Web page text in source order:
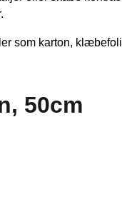
som karton,
50cm